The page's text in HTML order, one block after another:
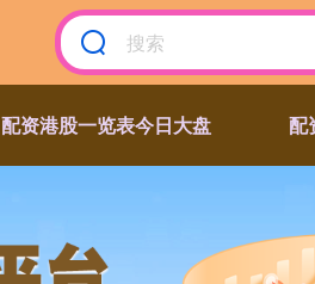
配资港股一览表今日大盘 配